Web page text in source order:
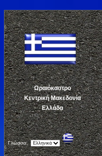
Ωραιόκαστρο
Κεντρική Μακεδονία
Ελλάδα
Γλώσσα: